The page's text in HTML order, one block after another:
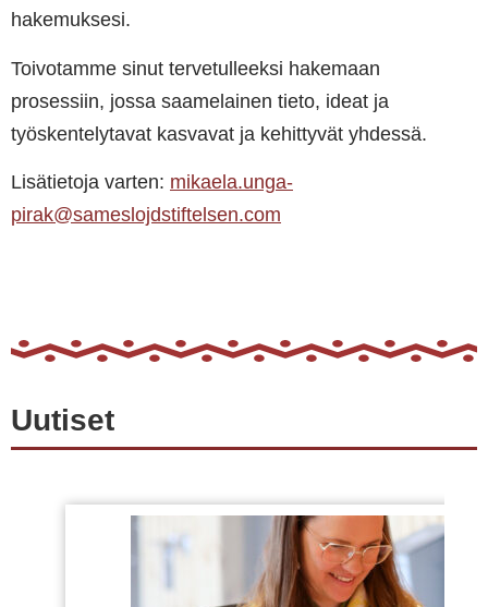
hakemuksesi.
Toivotamme sinut tervetulleeksi hakemaan
prosessiin, jossa saamelainen tieto, ideat ja
työskentelytavat kasvavat ja kehittyvät yhdessä.
Lisätietoja varten: mikaela.unga-
pirak@sameslojdstiftelsen.com
Uutiset